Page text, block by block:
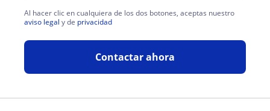
Al hacer clic en cualquiera de los dos botones, aceptas nuestro
aviso legal y de privacidad
Contactar ahora